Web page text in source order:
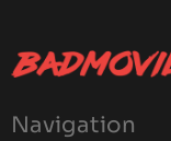
Navigation